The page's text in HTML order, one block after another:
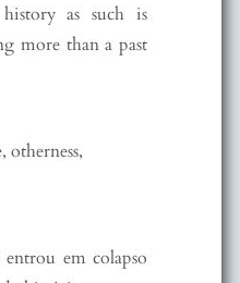
as such is
more than a past
otherness,
em colapso